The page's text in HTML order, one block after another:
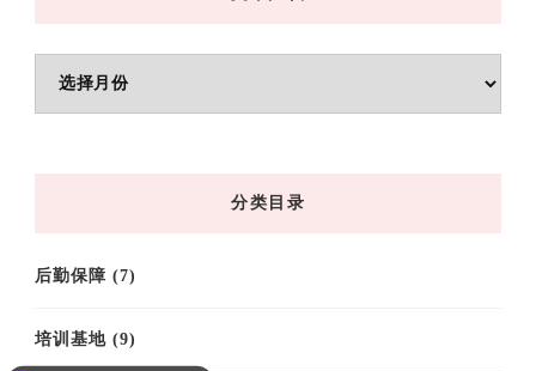
章
分类目录
后勤保障 (7)
培训基地 (9)